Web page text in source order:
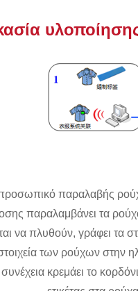
παραλαβής
παραλαμβάνει τα
να πλυθούν, γράφει τα
των ρούχων στην
κρεμάει το